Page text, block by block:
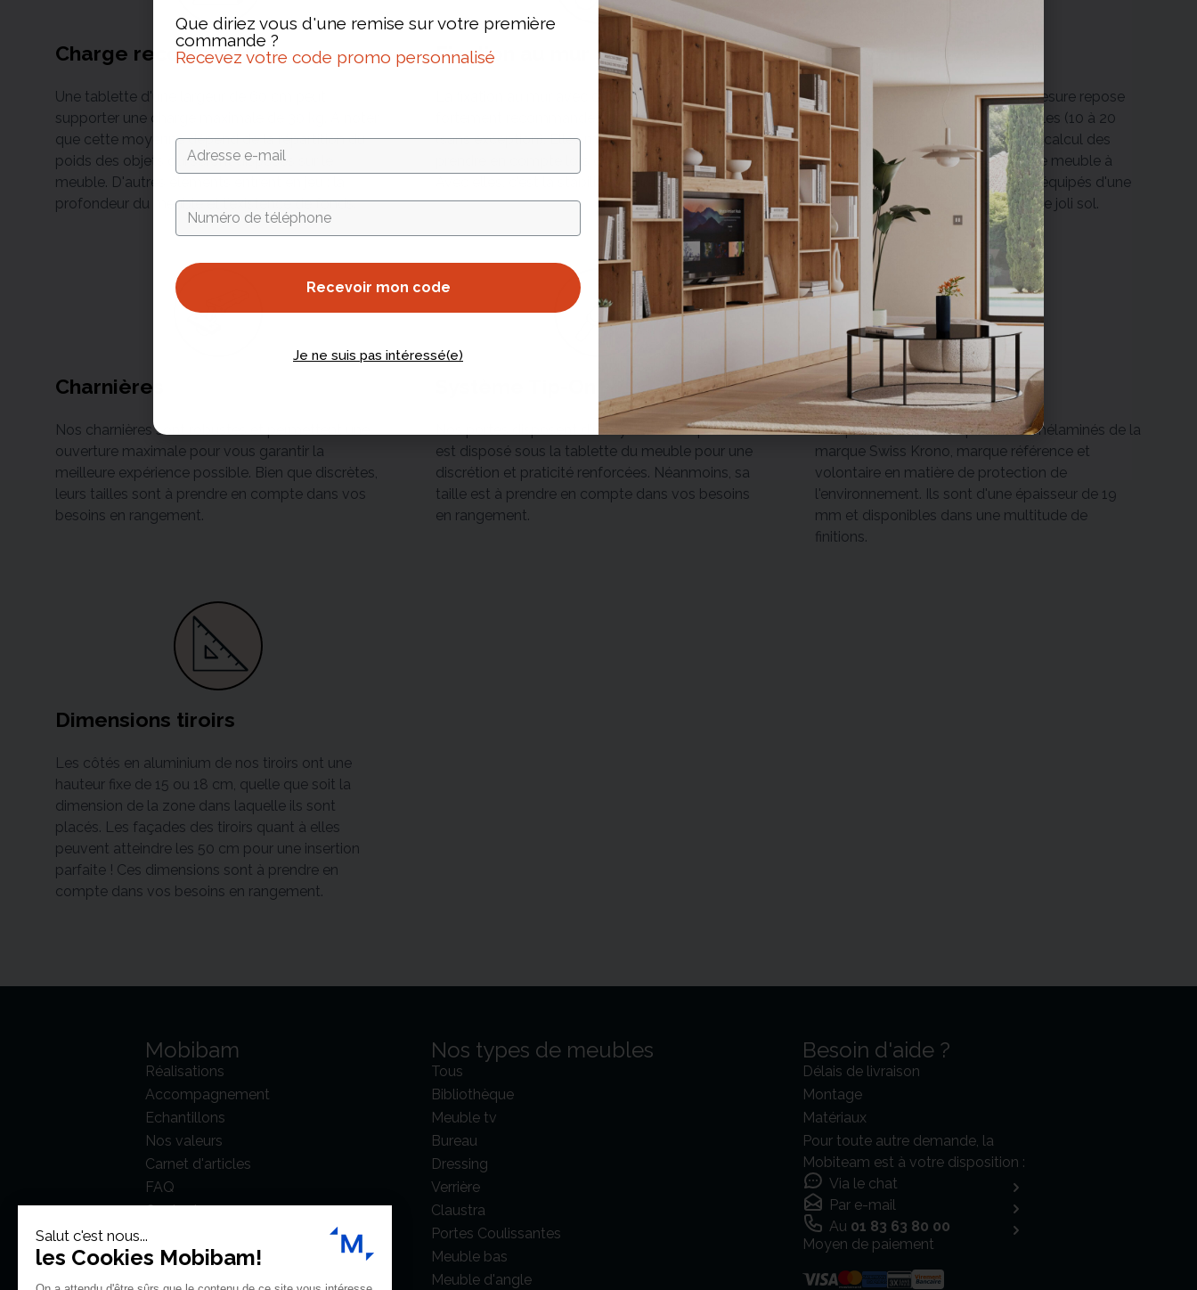
Charge recommandée
Une tablette d'une largeur de 60 cm peut
supporter une charge maximale de 30 kg. À noter
que cette moyenne dépend de la répartition du
poids des objets qui seront disposés sur le
meuble. D'autres éléments entrent en jeu : la
profondeur du meuble et l'existence de fonds.
Fixation au mur
La fixation au mur avec des équerres est
fortement recommandée pour tous les meubles
(sans exception). Elles mesurent 5,5 par 7 cm. À
prendre en compte lors du calcul des marges.
Avec elles, c'est la stabilité assurée !
Pied vérin
L'intégralité de nos meubles sur-mesure repose
sur des pieds vérins. Ils sont réglables (10 à 20
mm). À prendre en compte lors du calcul des
marges. Ils permettent de mettre le meuble à
niveau lors de l'installation et sont équipés d'une
protection pour ne pas abîmer votre joli sol.
Charnières
Nos charnières sont robustes et permettent une
ouverture maximale pour vous garantir la
meilleure expérience possible. Bien que discrètes,
leurs tailles sont à prendre en compte dans vos
besoins en rangement.
Nos portes disposent d'un système « Tip-On ». Il
est disposé sous la tablette du meuble pour une
discrétion et praticité renforcées. Néanmoins, sa
taille est à prendre en compte dans vos besoins
en rangement.
Matériaux
Nos panneaux sont en particules mélaminés de la
marque Swiss Krono, marque référence et
volontaire en matière de protection de
l'environnement. Ils sont d'une épaisseur de 19
mm et disponibles dans une multitude de
finitions.
Dimensions tiroirs
Les côtés en aluminium de nos tiroirs ont une
hauteur fixe de 15 ou 18 cm, quelle que soit la
dimension de la zone dans laquelle ils sont
placés. Les façades des tiroirs quant à elles
peuvent atteindre les 50 cm pour une insertion
parfaite ! Ces dimensions sont à prendre en
compte dans vos besoins en rangement.
Mobibam
Réalisations
Accompagnement
Echantillons
Nos valeurs
Carnet d'articles
FAQ
Contact
Nos types de meubles
Tous
Bibliothèque
Meuble tv
Bureau
Dressing
Verrière
Claustra
Portes Coulissantes
Meuble bas
Meuble d'angle
Besoin d'aide ?
Délais de livraison
Montage
Matériaux
Pour toute autre demande, la
Mobiteam est à votre disposition :
Via le chat
Par e-mail
Au 01 83 63 80 00
Moyen de paiement
Que diriez vous d'une remise sur votre première
commande ?
Recevez votre code promo personnalisé
Recevoir mon code
Je ne suis pas intéressé(e)
Salut c'est nous...
les Cookies Mobibam!